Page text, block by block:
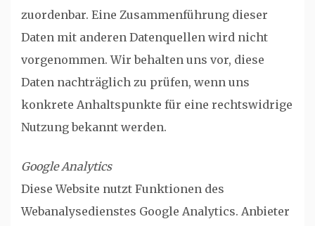
zuordenbar. Eine Zusammenführung dieser
Daten mit anderen Datenquellen wird nicht
vorgenommen. Wir behalten uns vor, diese
Daten nachträglich zu prüfen, wenn uns
konkrete Anhaltspunkte für eine rechtswidrige
Nutzung bekannt werden.
Google Analytics
Diese Website nutzt Funktionen des
Webanalysedienstes Google Analytics. Anbieter